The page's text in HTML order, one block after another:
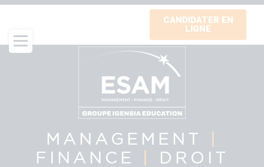
Aller
contenu
principal
CANDIDATER EN
LIGNE
MANAGEMENT
FINANCE
DROIT